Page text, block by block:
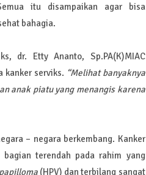
itu disampaikan agar bisa
bahagia.
dr. Etty Ananto, Sp.PA(K)MIAC
kanker serviks. “Melihat banyaknya
anak piatu yang menangis karena
– negara berkembang. Kanker
terendah pada rahim yang
(HPV) dan terbilang sangat